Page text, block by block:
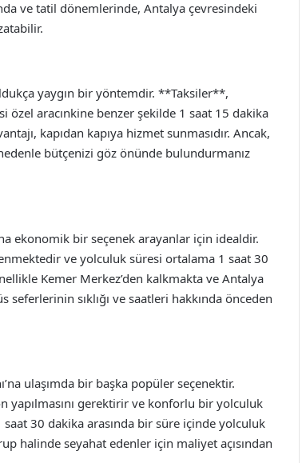
ve tatil dönemlerinde, Antalya çevresindeki
yaygın bir yöntemdir. **Taksiler**,
aracınkine benzer şekilde 1 saat 15 dakika
kapıdan kapıya hizmet sunmasıdır. Ancak,
bütçenizi göz önünde bulundurmanız
ekonomik bir seçenek arayanlar için idealdir.
ve yolculuk süresi ortalama 1 saat 30
Kemer Merkez’den kalkmakta ve Antalya
seferlerinin sıklığı ve saatleri hakkında önceden
ulaşımda bir başka popüler seçenektir.
gerektirir ve konforlu bir yolculuk
30 dakika arasında bir süre içinde yolculuk
halinde seyahat edenler için maliyet açısından